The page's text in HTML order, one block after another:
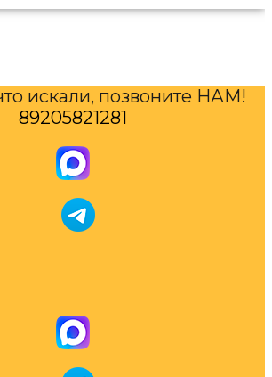
искали, позвоните НАМ!
89205821281